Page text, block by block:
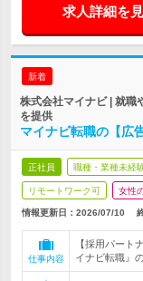
求人詳細を
新着
株式会社マイナビ | 就職
を提供
マイナビ転職の【広
正社員 職種・業種未経
リモートワーク可 女性
情報更新日：2026/07/10
仕事内容
【採用パート
イナビ転職』